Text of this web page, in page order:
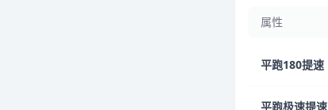
属性
平跑180提速
平跑极速提速